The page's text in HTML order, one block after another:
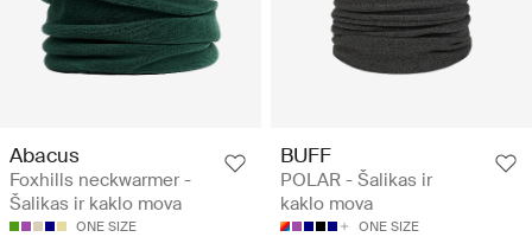
Abacus
Foxhills neckwarmer -
Šalikas ir kaklo mova
ONE SIZE
BUFF
POLAR - Šalikas ir
kaklo mova
ONE SIZE